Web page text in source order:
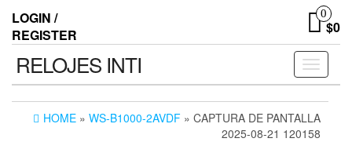
LOGIN /
REGISTER
0
$0
Toggle
RELOJES INTI
HOME » WS-B1000-2AVDF » CAPTURA DE PANTALLA
2025-08-21 120158